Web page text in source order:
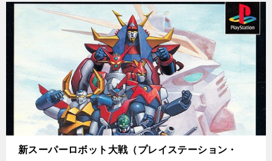
新スーパーロボット大戦（プレイステーション・